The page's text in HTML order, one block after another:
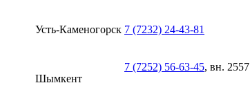
Усть-Каменогорск 7 (7232) 24-43-81
Шымкент
7 (7252) 56-63-45, вн. 2557